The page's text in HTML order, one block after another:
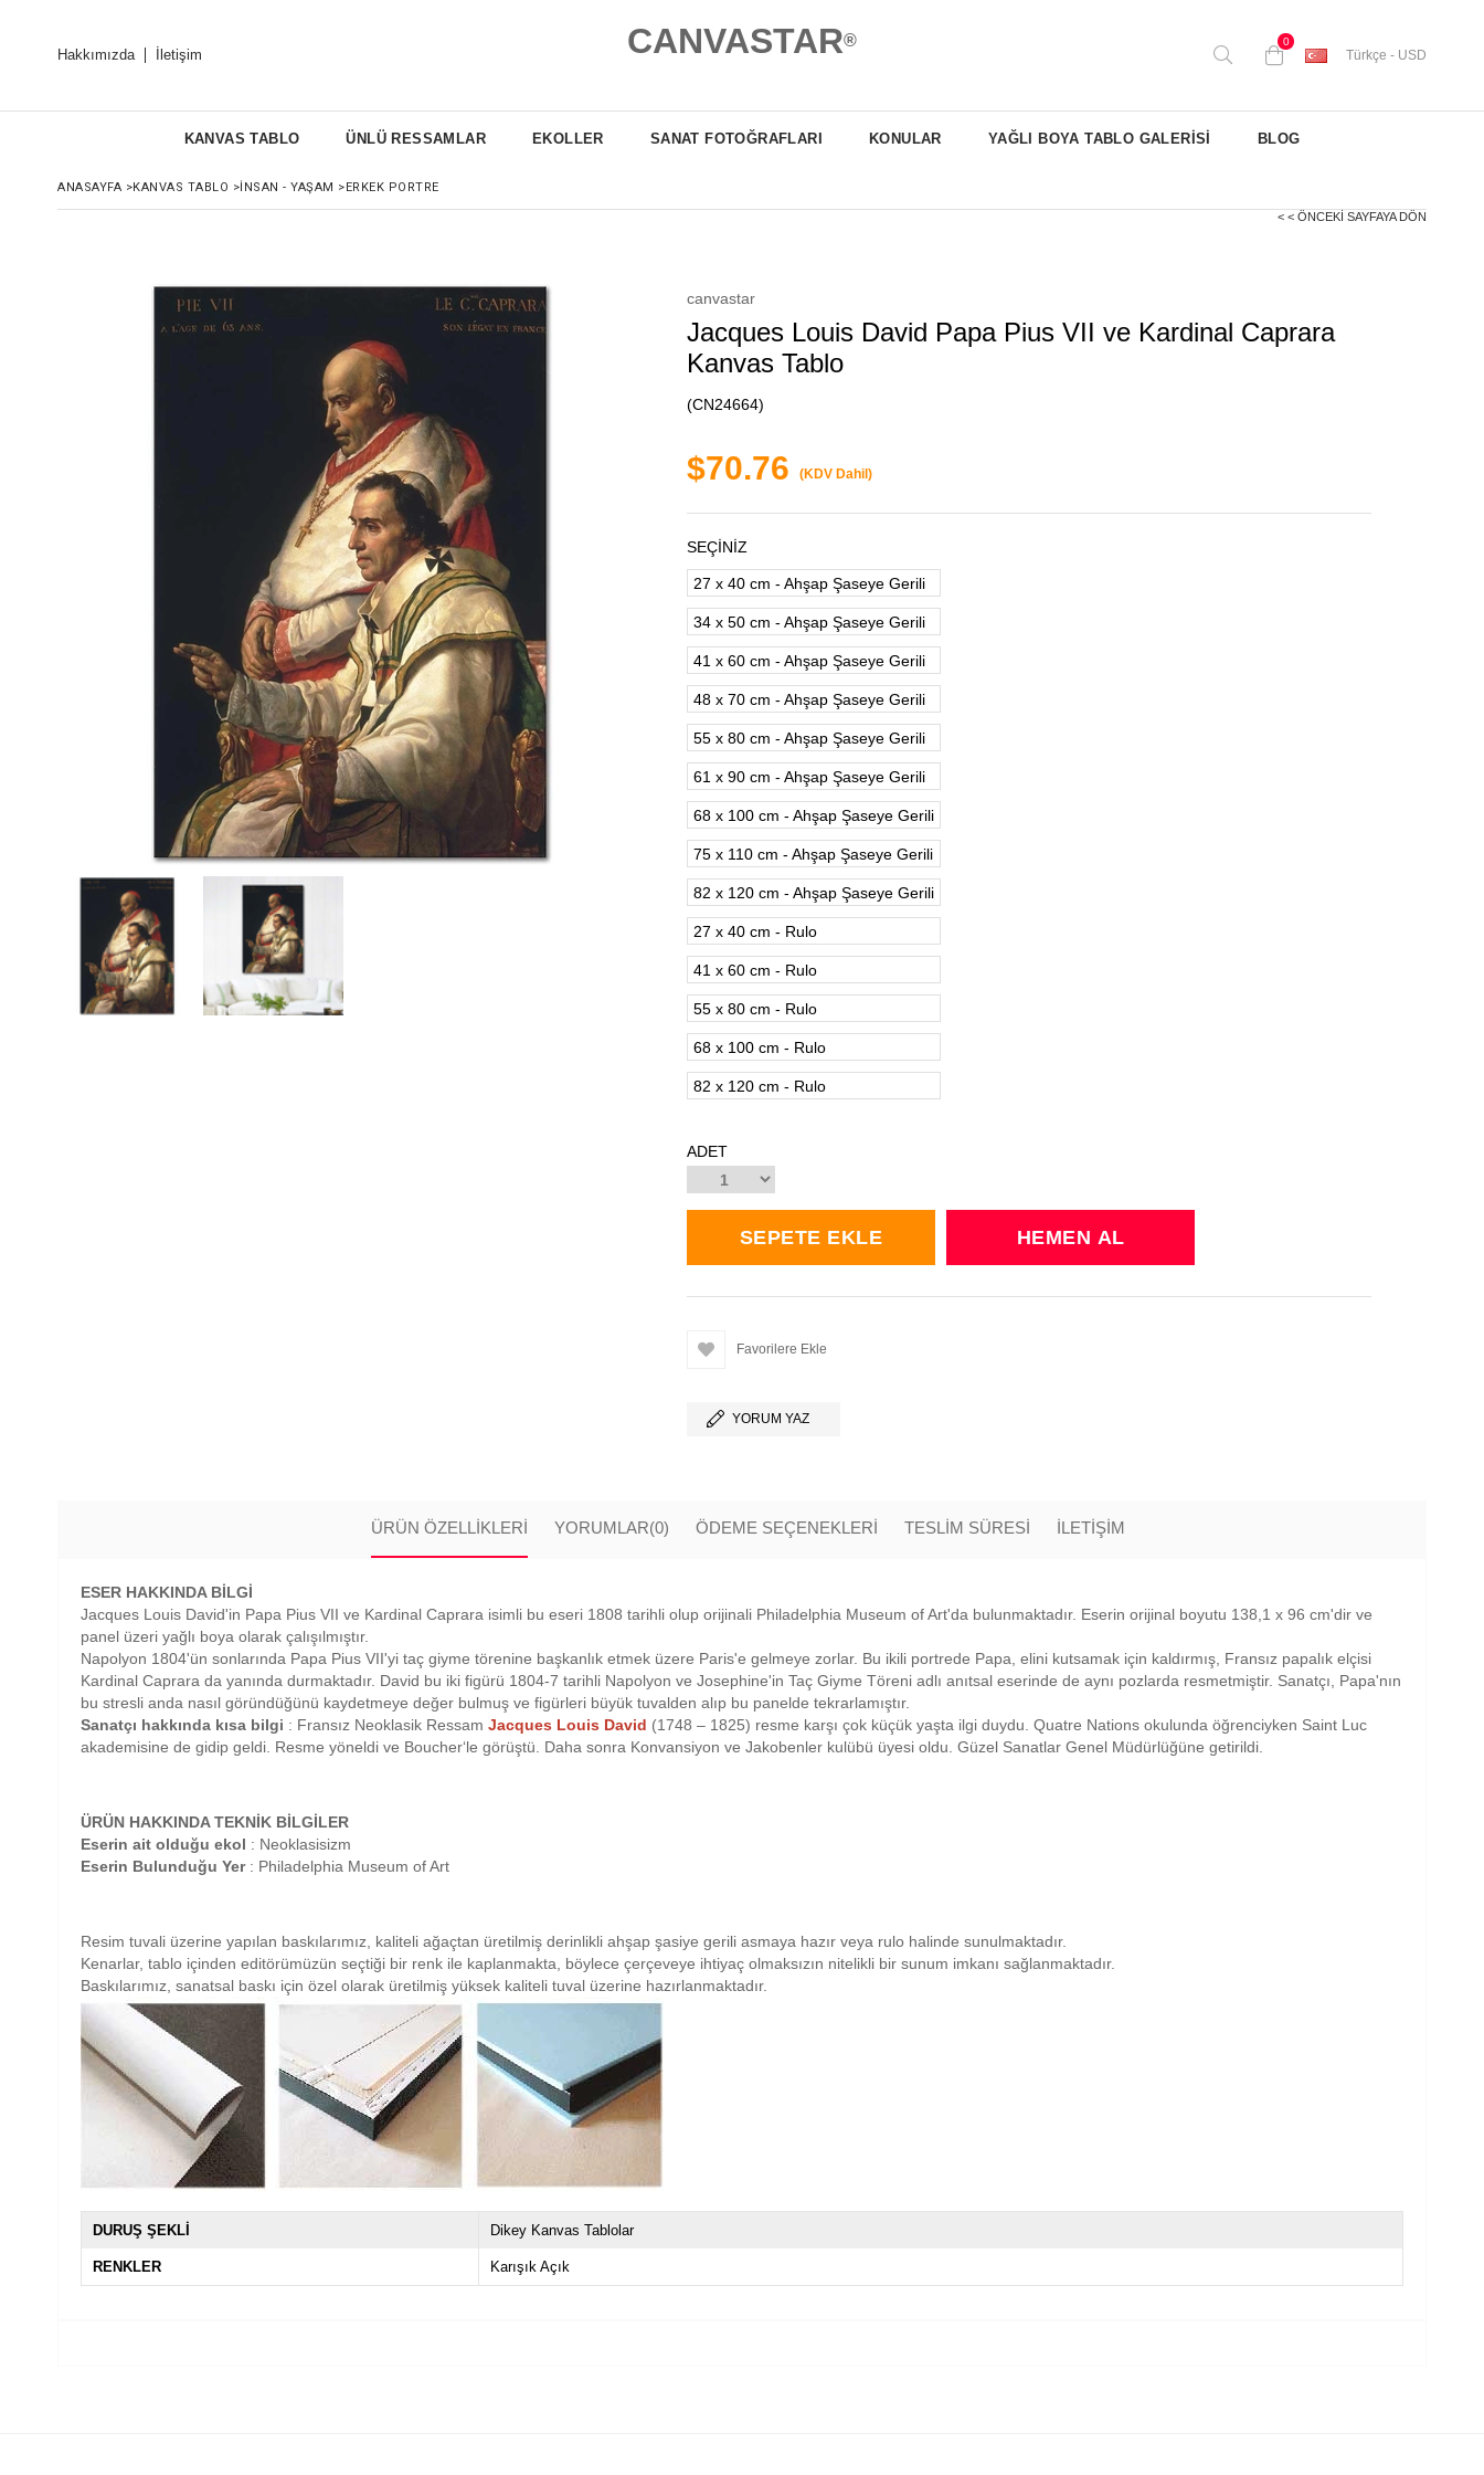
Hakkımızda İletişim CANVASTAR® 0
Türkçe - USD
KANVAS TABLO ÜNLÜ RESSAMLAR EKOLLER SANAT FOTOĞRAFLARI KONULAR YAĞLI BOYA TABLO GALERİSİ BLOG
ANASAYFA >KANVAS TABLO >İNSAN - YAŞAM >ERKEK PORTRE
< < ÖNCEKI SAYFAYA DÖN
canvastar
Jacques Louis David Papa Pius VII ve Kardinal Caprara
Kanvas Tablo
(CN24664)
$70.76 (KDV Dahil)
SEÇİNİZ
27 x 40 cm - Ahşap Şaseye Gerili
34 x 50 cm - Ahşap Şaseye Gerili
41 x 60 cm - Ahşap Şaseye Gerili
48 x 70 cm - Ahşap Şaseye Gerili
55 x 80 cm - Ahşap Şaseye Gerili
61 x 90 cm - Ahşap Şaseye Gerili
68 x 100 cm - Ahşap Şaseye Gerili
75 x 110 cm - Ahşap Şaseye Gerili
82 x 120 cm - Ahşap Şaseye Gerili
27 x 40 cm - Rulo
41 x 60 cm - Rulo
55 x 80 cm - Rulo
68 x 100 cm - Rulo
82 x 120 cm - Rulo
ADET
Favorilere Ekle
YORUM YAZ
ÜRÜN ÖZELLIKLERI YORUMLAR(0) ÖDEME SEÇENEKLERI TESLİM SÜRESİ İLETİŞİM
ESER HAKKINDA BİLGİ
Jacques Louis David'in Papa Pius VII ve Kardinal Caprara isimli bu eseri 1808 tarihli olup orijinali Philadelphia Museum of Art'da bulunmaktadır. Eserin orijinal boyutu 138,1 x 96 cm'dir ve
panel üzeri yağlı boya olarak çalışılmıştır.
Napolyon 1804'ün sonlarında Papa Pius VII'yi taç giyme törenine başkanlık etmek üzere Paris'e gelmeye zorlar. Bu ikili portrede Papa, elini kutsamak için kaldırmış, Fransız papalık elçisi
Kardinal Caprara da yanında durmaktadır. David bu iki figürü 1804-7 tarihli Napolyon ve Josephine'in Taç Giyme Töreni adlı anıtsal eserinde de aynı pozlarda resmetmiştir. Sanatçı, Papa'nın
bu stresli anda nasıl göründüğünü kaydetmeye değer bulmuş ve figürleri büyük tuvalden alıp bu panelde tekrarlamıştır.
Sanatçı hakkında kısa bilgi : Fransız Neoklasik Ressam Jacques Louis David (1748 – 1825) resme karşı çok küçük yaşta ilgi duydu. Quatre Nations okulunda öğrenciyken Saint Luc
akademisine de gidip geldi. Resme yöneldi ve Boucher‘le görüştü. Daha sonra Konvansiyon ve Jakobenler kulübü üyesi oldu. Güzel Sanatlar Genel Müdürlüğüne getirildi.
ÜRÜN HAKKINDA TEKNİK BİLGİLER
Eserin ait olduğu ekol : Neoklasisizm
Eserin Bulunduğu Yer: Philadelphia Museum of Art
Resim tuvali üzerine yapılan baskılarımız, kaliteli ağaçtan üretilmiş derinlikli ahşap şasiye gerili asmaya hazır veya rulo halinde sunulmaktadır.
Kenarlar, tablo içinden editörümüzün seçtiği bir renk ile kaplanmakta, böylece çerçeveye ihtiyaç olmaksızın nitelikli bir sunum imkanı sağlanmaktadır.
Baskılarımız, sanatsal baskı için özel olarak üretilmiş yüksek kaliteli tuval üzerine hazırlanmaktadır.
DURUŞ ŞEKLİ Dikey Kanvas Tablolar
RENKLER Karışık Açık